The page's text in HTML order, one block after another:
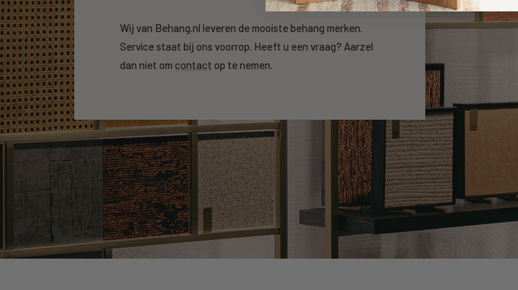
Wij van Behang.nl leveren de mooiste behang merken.
Service staat bij ons voorrop. Heeft u een vraag? Aarzel
dan niet omcontact op te nemen.